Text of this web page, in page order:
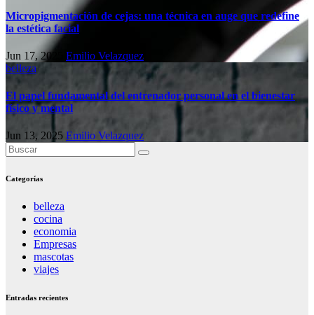
Micropigmentación de cejas: una técnica en auge que redefine
la estética facial
Jun 17, 2025 Emilio Velazquez
belleza
El papel fundamental del entrenador personal en el bienestar
físico y mental
Jun 13, 2025 Emilio Velazquez
Categorías
belleza
cocina
economia
Empresas
mascotas
viajes
Entradas recientes